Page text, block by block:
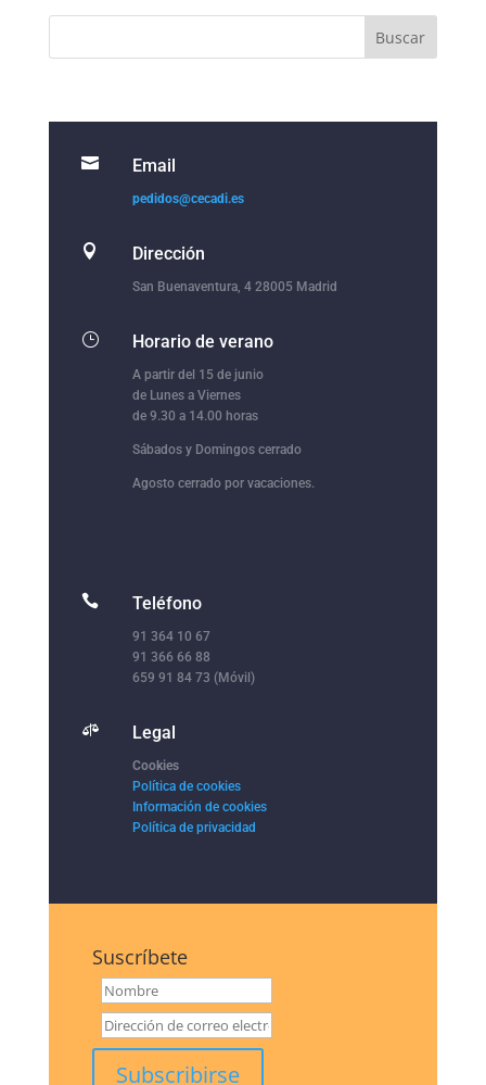
 Email
pedidos@cecadi.es
 Dirección
San Buenaventura, 4 28005 Madrid
} Horario de verano
A partir del 15 de junio
de Lunes a Viernes
de 9.30 a 14.00 horas
Sábados y Domingos cerrado
Agosto cerrado por vacaciones.
 Teléfono
91 364 10 67
91 366 66 88
659 91 84 73 (Móvil)
 Legal
Cookies
Política de cookies
Información de cookies
Política de privacidad
Suscríbete